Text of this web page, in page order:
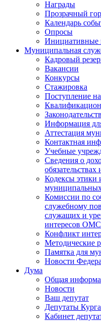
Награды
Прозрачный
Календарь
Опросы
Инициативные
Муниципальная
Кадровый
Вакансии
Конкурсы
Стажировка
Поступление
Информация
Аттестация
Контактная
Учебные
Сведения о
Кодексы этики
Комиссии по
служебному
служащих и
интересов ОМС
Конфликт
Методические
Памятка для
Новости
Дума
Общая
Новости
Ваш депутат
Депутаты
Кабинет